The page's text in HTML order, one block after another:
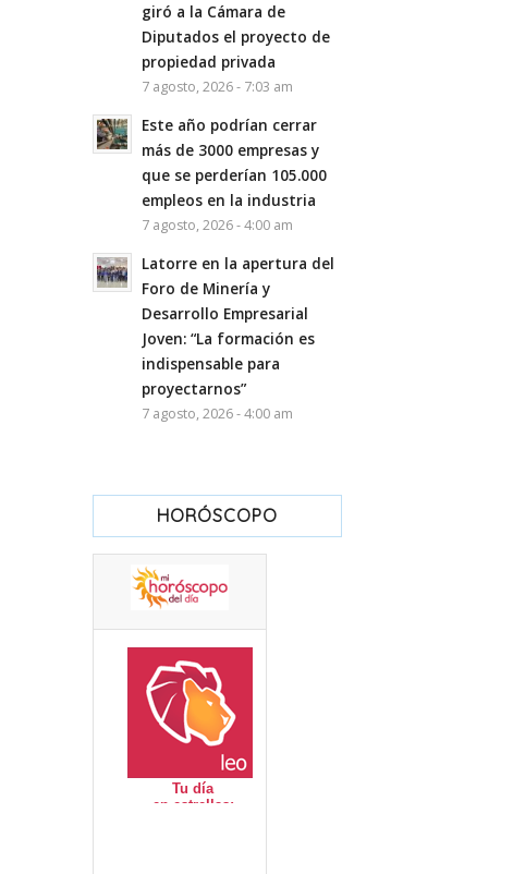
giró a la Cámara de
Diputados el proyecto de
propiedad privada
7 agosto, 2026 - 7:03 am
Este año podrían cerrar
más de 3000 empresas y
que se perderían 105.000
empleos en la industria
7 agosto, 2026 - 4:00 am
Latorre en la apertura del
Foro de Minería y
Desarrollo Empresarial
Joven: “La formación es
indispensable para
proyectarnos”
7 agosto, 2026 - 4:00 am
HORÓSCOPO